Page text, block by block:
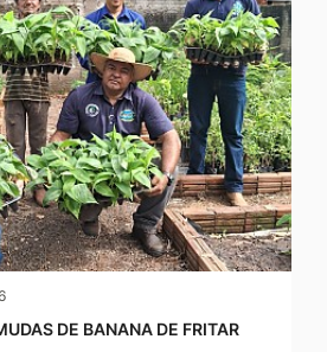
DE BANANA DE FRITAR